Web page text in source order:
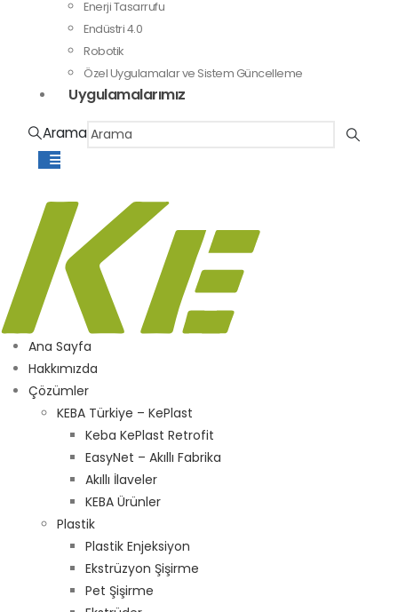
Enerji Tasarrufu
Endüstri 4.0
Robotik
Özel Uygulamalar ve Sistem Güncelleme
Uygulamalarımız
Arama
Ana Sayfa
Hakkımızda
Çözümler
KEBA Türkiye – KePlast
Keba KePlast Retrofit
EasyNet – Akıllı Fabrika
Akıllı İlaveler
KEBA Ürünler
Plastik
Plastik Enjeksiyon
Ekstrüzyon Şişirme
Pet Şişirme